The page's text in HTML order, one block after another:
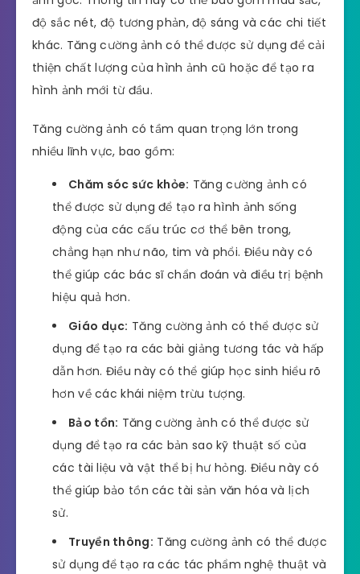
độ sắc nét, độ tương phản, độ sáng và các chi tiết
khác. Tăng cường ảnh có thể được sử dụng để cải
thiện chất lượng của hình ảnh cũ hoặc để tạo ra
hình ảnh mới từ đầu.
Tăng cường ảnh có tầm quan trọng lớn trong
nhiều lĩnh vực, bao gồm:
Chăm sóc sức khỏe: Tăng cường ảnh có
thể được sử dụng để tạo ra hình ảnh sống
động của các cấu trúc cơ thể bên trong,
chẳng hạn như não, tim và phổi. Điều này có
thể giúp các bác sĩ chẩn đoán và điều trị bệnh
hiệu quả hơn.
Giáo dục: Tăng cường ảnh có thể được sử
dụng để tạo ra các bài giảng tương tác và hấp
dẫn hơn. Điều này có thể giúp học sinh hiểu rõ
hơn về các khái niệm trừu tượng.
Bảo tồn: Tăng cường ảnh có thể được sử
dụng để tạo ra các bản sao kỹ thuật số của
các tài liệu và vật thể bị hư hỏng. Điều này có
thể giúp bảo tồn các tài sản văn hóa và lịch
sử.
Truyền thông: Tăng cường ảnh có thể được
sử dụng để tạo ra các tác phẩm nghệ thuật và